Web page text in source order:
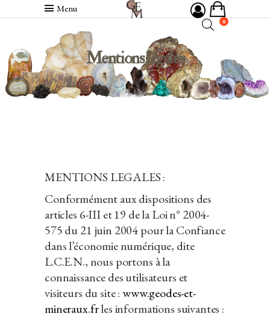
Menu
0
Mentions légales
MENTIONS LEGALES :
Conformément aux dispositions des
articles 6-III et 19 de la Loi n° 2004-
575 du 21 juin 2004 pour la Confiance
dans l’économie numérique, dite
L.C.E.N., nous portons à la
connaissance des utilisateurs et
visiteurs du site :www.geodes-et-
mineraux.frles informations suivantes :